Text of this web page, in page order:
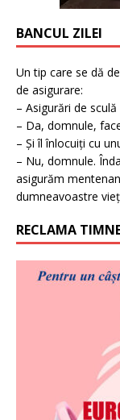
BANCUL ZILEI
Un tip care se dă
de asigurare:
– Asigurări de
– Da, domnule,
– Și îl înlocuiți cu
– Nu, domnule.
asigurăm
dumneavoastre
RECLAMA